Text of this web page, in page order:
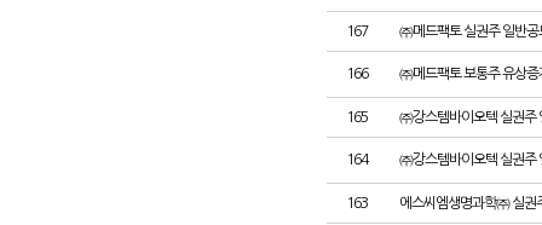
167 ㈜메드팩토 실권주 일반공
166 ㈜메드팩토 보통주 유상
165 ㈜강스템바이오텍 실권주
164 ㈜강스템바이오텍 실권주
163 에스씨엠생명과학㈜ 실권